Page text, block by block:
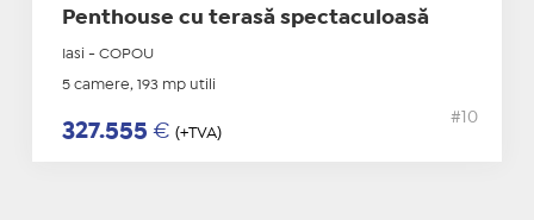
Penthouse cu terasă spectaculoasă
Iasi - COPOU
5 camere, 193 mp utili
327.555 € (+TVA)
#10